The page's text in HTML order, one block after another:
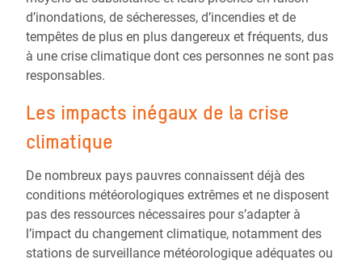
d’inondations, de sécheresses, d’incendies et de
tempêtes de plus en plus dangereux et fréquents, dus
à une crise climatique dont ces personnes ne sont pas
responsables.
Les impacts inégaux de la crise
climatique
De nombreux pays pauvres connaissent déjà des
conditions météorologiques extrêmes et ne disposent
pas des ressources nécessaires pour s’adapter à
l’impact du changement climatique, notamment des
stations de surveillance météorologique adéquates ou